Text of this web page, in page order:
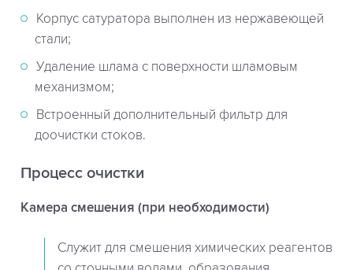
Корпус сатуратора выполнен из нержавеющей
стали;
Удаление шлама с поверхности шламовым
механизмом;
Встроенный дополнительный фильтр для
доочистки стоков.
Процесс очистки
Камера смешения (при необходимости)
Служит для смешения химических реагентов